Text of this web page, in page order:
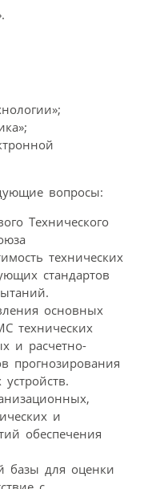
вопросы:
Технического
технических
стандартов
основных
технических
и расчетно-
прогнозирования
и
обеспечения
базы для оценки